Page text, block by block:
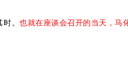
时。也就在座谈会召开的当天，马